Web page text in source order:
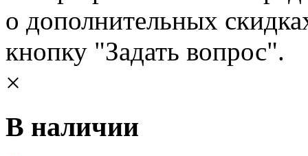
о дополнительных
кнопку "Задать вопрос".
×
В наличии